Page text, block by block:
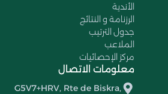
الأندية
الرزنامة و النتائج
جدول الترتيب
الملاعب
مركز الإحصائيات
معلومات الاتصال
G5V7+HRV, Rte de Biskra,